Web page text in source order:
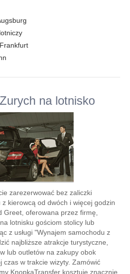
na lotnisko
zarezerwować bez zaliczki
kierowcą od dwóch i więcej godzin
Greet, oferowana przez firmę,
lotnisku gościom stolicy lub
z usługi "Wynajem samochodu z
najbliższe atrakcje turystyczne,
lub outletów na zakupy obok
czas w trakcie wizyty. Zamówić
KnopkaTransfer kosztuje znacznie